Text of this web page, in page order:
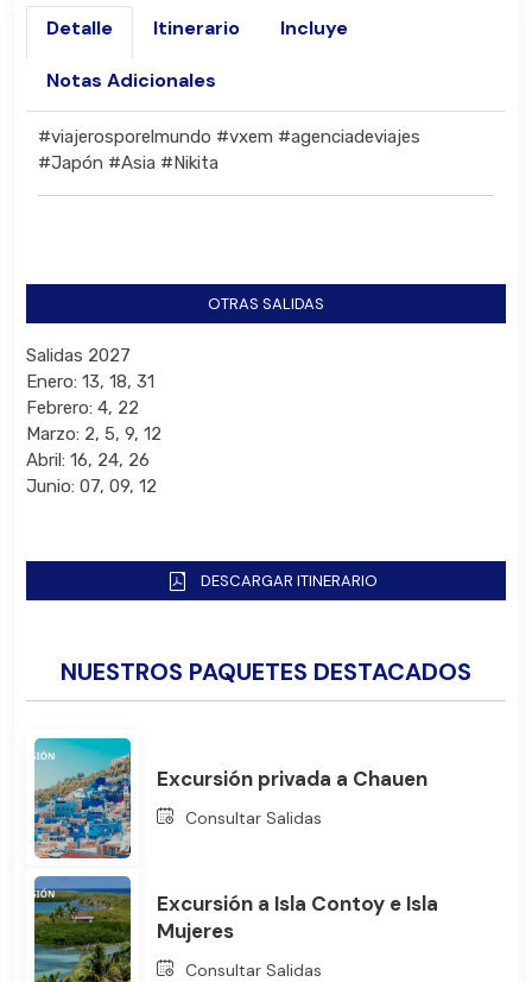
Detalle Itinerario Incluye
Notas Adicionales
#viajerosporelmundo #vxem #agenciadeviajes
#Japón #Asia #Nikita
OTRAS SALIDAS
Salidas 2027
Enero: 13, 18, 31
Febrero: 4, 22
Marzo: 2, 5, 9, 12
Abril: 16, 24, 26
Junio: 07, 09, 12
DESCARGAR ITINERARIO
NUESTROS PAQUETES DESTACADOS
Excursión privada a Chauen
Consultar Salidas
Excursión a Isla Contoy e Isla
Mujeres
Consultar Salidas